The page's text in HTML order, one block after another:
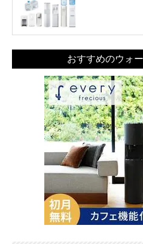
おすすめのウォ